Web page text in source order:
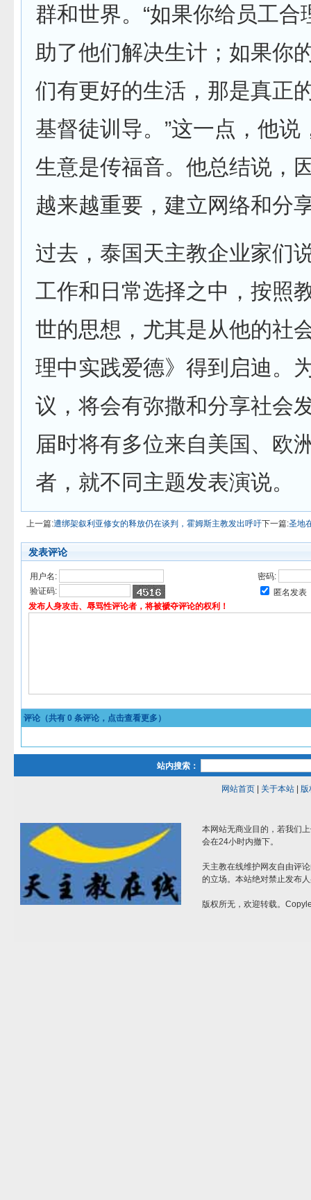
群和世界。“如果你给员工合
助了他们解决生计；如果你
们有更好的生活，那是真正
基督徒训导。”这一点，他说
生意是传福音。他总结说，
越来越重要，建立网络和分
过去，泰国天主教企业家们
工作和日常选择之中，按照
世的思想，尤其是从他的社
理中实践爱德》得到启迪。
议，将会有弥撒和分享社会
届时将有多位来自美国、欧
者，就不同主题发表演说。
上一篇:遭绑架叙利亚修女的释放仍在谈判，霍姆斯主教发出呼吁下一篇:圣地
发表评论
用户名:
密码:
验证码:
匿名发表
发布人身攻击、辱骂性评论者，将被褫夺评论的权利！
评论（共有 0 条评论，点击查看更多）
站内搜索：
网站首页| 关于本站| 版
本网站无商业目的，若我们
会在24小时内撤下。
天主教在线维护网友自由评
的立场。本站绝对禁止发布
版权所无，欢迎转载。